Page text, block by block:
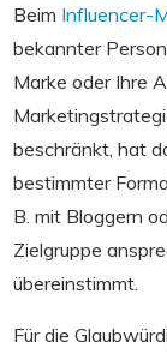
Beim Influencer-
bekannter
Marke oder Ihre
beschränkt, hat
bestimmter
B. mit Bloggern
Zielgruppe
übereinstimmt.
Für die